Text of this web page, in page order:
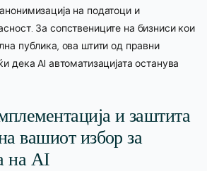
на податоци и
За сопствениците на бизниси кои
публика, ова штити од правни
дека AI автоматизацијата останува
и заштита
вашиот избор за
на AI